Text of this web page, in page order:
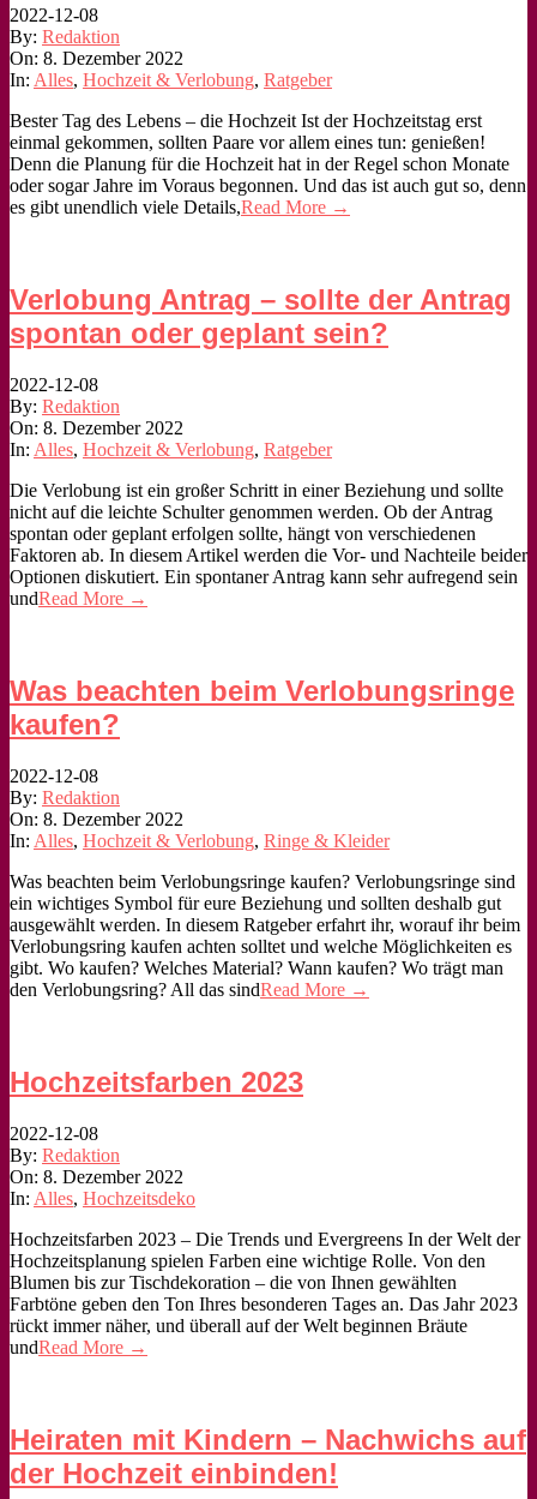
2022-12-08
By: Redaktion
On: 8. Dezember 2022
In: Alles, Hochzeit & Verlobung, Ratgeber
Bester Tag des Lebens – die Hochzeit Ist der Hochzeitstag erst
einmal gekommen, sollten Paare vor allem eines tun: genießen!
Denn die Planung für die Hochzeit hat in der Regel schon Monate
oder sogar Jahre im Voraus begonnen. Und das ist auch gut so, denn
es gibt unendlich viele Details,Read More →
Verlobung Antrag – sollte der Antrag
spontan oder geplant sein?
2022-12-08
By: Redaktion
On: 8. Dezember 2022
In: Alles, Hochzeit & Verlobung, Ratgeber
Die Verlobung ist ein großer Schritt in einer Beziehung und sollte
nicht auf die leichte Schulter genommen werden. Ob der Antrag
spontan oder geplant erfolgen sollte, hängt von verschiedenen
Faktoren ab. In diesem Artikel werden die Vor- und Nachteile beider
Optionen diskutiert. Ein spontaner Antrag kann sehr aufregend sein
undRead More →
Was beachten beim Verlobungsringe
kaufen?
2022-12-08
By: Redaktion
On: 8. Dezember 2022
In: Alles, Hochzeit & Verlobung, Ringe & Kleider
Was beachten beim Verlobungsringe kaufen? Verlobungsringe sind
ein wichtiges Symbol für eure Beziehung und sollten deshalb gut
ausgewählt werden. In diesem Ratgeber erfahrt ihr, worauf ihr beim
Verlobungsring kaufen achten solltet und welche Möglichkeiten es
gibt. Wo kaufen? Welches Material? Wann kaufen? Wo trägt man
den Verlobungsring? All das sindRead More →
Hochzeitsfarben 2023
2022-12-08
By: Redaktion
On: 8. Dezember 2022
In: Alles, Hochzeitsdeko
Hochzeitsfarben 2023 – Die Trends und Evergreens In der Welt der
Hochzeitsplanung spielen Farben eine wichtige Rolle. Von den
Blumen bis zur Tischdekoration – die von Ihnen gewählten
Farbtöne geben den Ton Ihres besonderen Tages an. Das Jahr 2023
rückt immer näher, und überall auf der Welt beginnen Bräute
undRead More →
Heiraten mit Kindern – Nachwichs auf
der Hochzeit einbinden!